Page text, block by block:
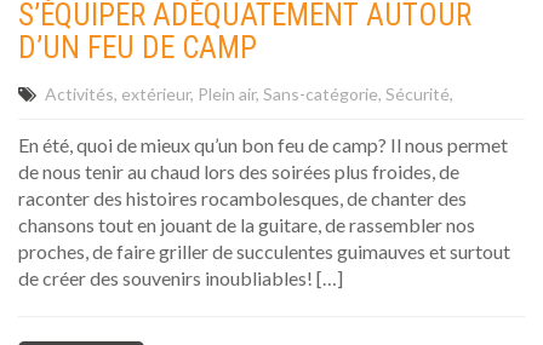
S’ÉQUIPER ADÉQUATEMENT AUTOUR
D’UN FEU DE CAMP
Activités extérieur Plein air Sans-catégorie Sécurité
En été, quoi de mieux qu’un bon feu de camp? Il nous permet
de nous tenir au chaud lors des soirées plus froides, de
raconter des histoires rocambolesques, de chanter des
chansons tout en jouant de la guitare, de rassembler nos
proches, de faire griller de succulentes guimauves et surtout
de créer des souvenirs inoubliables! […]